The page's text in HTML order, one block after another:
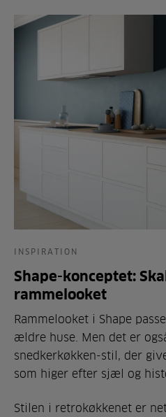
INSPIRATION
Shape-konceptet:
rammelooket
Rammelooket i Shape
ældre huse. Men det er
snedkerkøkken-stil, der
som higer efter sjæl og
Stilen i retrokøkkenet er